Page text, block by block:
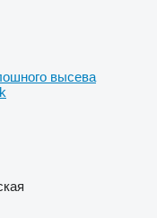
высева